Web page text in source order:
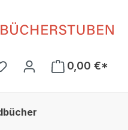
Du hast 0 Produkte auf
0,00 €*